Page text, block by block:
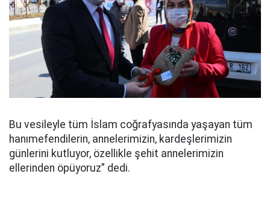
Bu vesileyle tüm İslam coğrafyasında yaşayan tüm
hanımefendilerin, annelerimizin, kardeşlerimizin
günlerini kutluyor, özellikle şehit annelerimizin
ellerinden öpüyoruz” dedi.